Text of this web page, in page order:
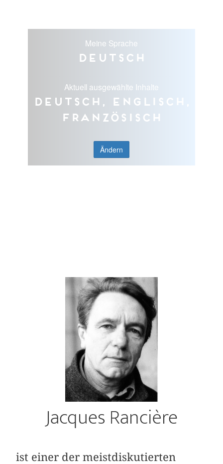
Meine Sprache
Deutsch
Aktuell ausgewählte Inhalte
Deutsch, Englisch,
Französisch
Ändern
Jacques Rancière
ist einer der meistdiskutierten